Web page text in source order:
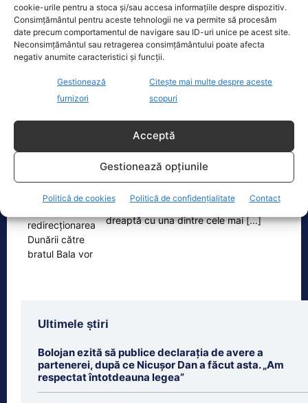
cookie-urile pentru a stoca și/sau accesa informațiile despre dispozitiv.
Consimțământul pentru aceste tehnologii ne va permite să procesăm
date precum comportamentul de navigare sau ID-uri unice pe acest site.
Neconsimțământul sau retragerea consimțământului poate afecta
negativ anumite caracteristici și funcții.
Gestionează
furnizori
Citește mai multe despre aceste
scopuri
Acceptă
Gestionează opțiunile
Politică de cookies Politică de confidențialitate Contact
Fostul premier Victor Ponta a făcut o
serie de comentarii referitoare la
situația energetică a României. „Ideea
e următoarea. Oprești[...]
Oficiul de Știri
august. Autoritățile au intrat în linie
dreaptă cu una dintre cele mai[...]
Ultimele știri
Bolojan ezită să publice declarația de avere a
partenerei, după ce Nicușor Dan a făcut asta. „Am
respectat întotdeauna legea”